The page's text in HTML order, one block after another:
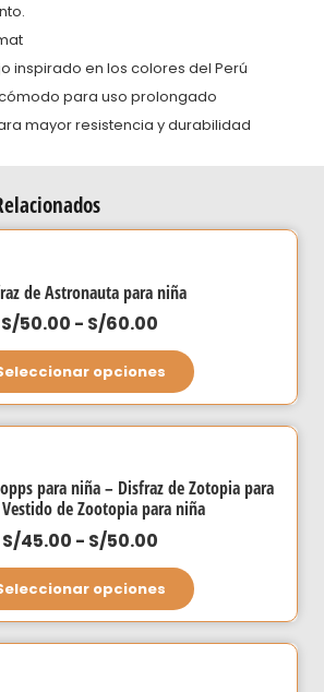
inspirado en los colores del Perú
para uso prolongado
mayor resistencia y durabilidad
de Astronauta para niña
S/50.00 - S/60.00
de
precios:
desde
S/60.00
opciones
Este
variantes.
Las
pueden
elegir
en
para niña – Disfraz de Zotopia para
de Zootopia para niña
S/45.00 - S/50.00Rango
de
precios:
desde
opciones
Este